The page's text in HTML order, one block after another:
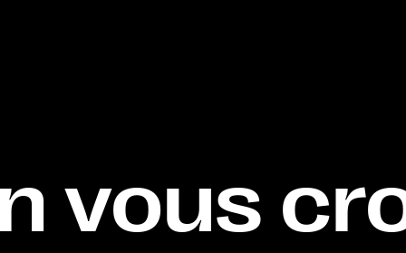
vous